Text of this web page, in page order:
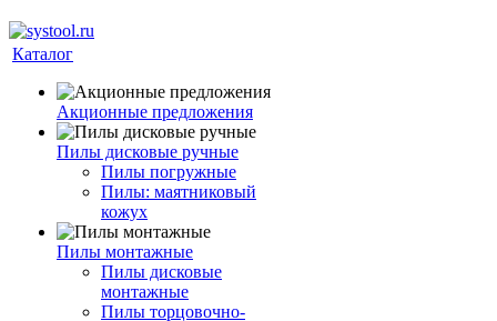
Каталог
Акционные предложения
Пилы дисковые ручные
Пилы погружные
Пилы: маятниковый
кожух
Пилы монтажные
Пилы дисковые
монтажные
Пилы торцовочно-